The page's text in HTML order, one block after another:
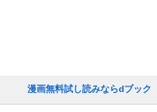
漫画無料試し読みならdブック